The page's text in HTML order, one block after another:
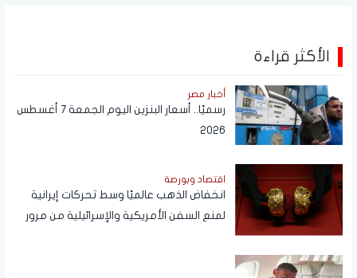
الأكثر قراءة
أخبار مصر
رسميًا.. أسعار البنزين اليوم الجمعة 7 أغسطس
2026
اقتصاد وبورصة
انخفاض الذهب عالميًا وسط تحركات إيرانية
لمنع السفن الأمريكية والإسرائيلية من مرور